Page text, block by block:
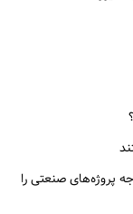
مهلک که بودجه پروژه‌های صنعتی را